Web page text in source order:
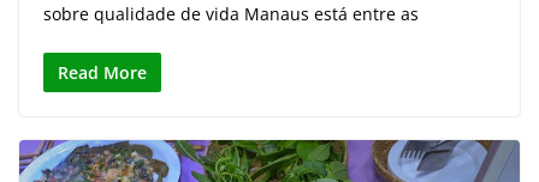
sobre qualidade de vida Manaus está entre as
Read More